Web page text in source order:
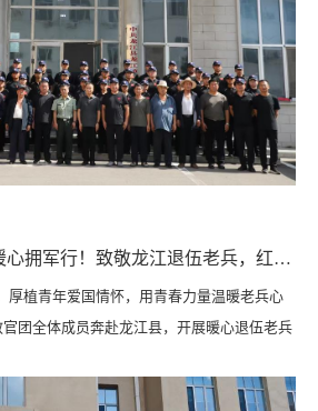
【成在齐工程】暖心拥军行！致敬龙江退伍老兵，红色薪火代代传
厚植青年爱国情怀，用青春力量温暖老兵心
团全体成员奔赴龙江县，开展暖心退伍老兵
副局长孟凡军致辞，充分肯定退伍老兵保家